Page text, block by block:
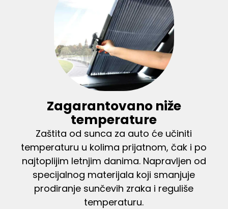
Zagarantovano niže
temperature
Zaštita od sunca za auto će učiniti
temperaturu u kolima prijatnom, čak i po
najtoplijim letnjim danima. Napravljen od
specijalnog materijala koji smanjuje
prodiranje sunčevih zraka i reguliše
temperaturu.